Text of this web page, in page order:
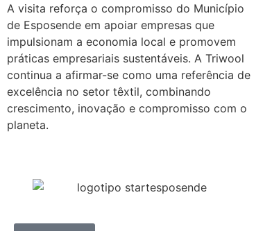
A visita reforça o compromisso do Município
de Esposende em apoiar empresas que
impulsionam a economia local e promovem
práticas empresariais sustentáveis. A Triwool
continua a afirmar-se como uma referência de
excelência no setor têxtil, combinando
crescimento, inovação e compromisso com o
planeta.